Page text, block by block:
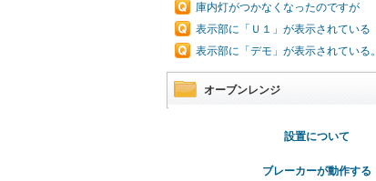
庫内灯がつかなくなったのですが
表示部に「Ｕ１」が表示されている
表示部に「デモ」が表示されている。
オーブンレンジ
設置について
ブレーカーが動作する